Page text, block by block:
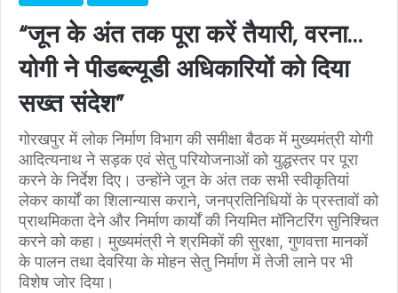
“जून के अंत तक पूरा करें तैयारी, वरना…
योगी ने पीडब्ल्यूडी अधिकारियों को दिया
सख्त संदेश”
गोरखपुर में लोक निर्माण विभाग की समीक्षा बैठक में मुख्यमंत्री योगी
आदित्यनाथ ने सड़क एवं सेतु परियोजनाओं को युद्धस्तर पर पूरा
करने के निर्देश दिए। उन्होंने जून के अंत तक सभी स्वीकृतियां
लेकर कार्यों का शिलान्यास कराने, जनप्रतिनिधियों के प्रस्तावों को
प्राथमिकता देने और निर्माण कार्यों की नियमित मॉनिटरिंग सुनिश्चित
करने को कहा। मुख्यमंत्री ने श्रमिकों की सुरक्षा, गुणवत्ता मानकों
के पालन तथा देवरिया के मोहन सेतु निर्माण में तेजी लाने पर भी
विशेष जोर दिया।